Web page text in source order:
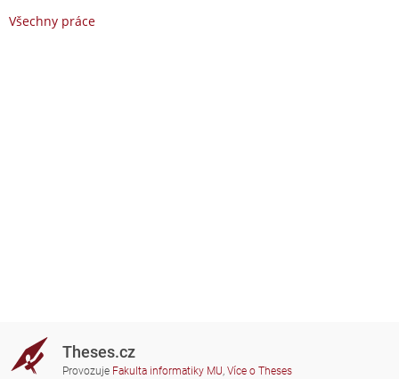
Všechny práce
Theses.cz
Provozuje Fakulta informatiky MU, Více o Theses